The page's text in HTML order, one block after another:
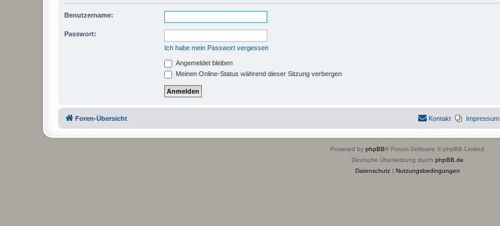
Benutzername:
Passwort:
Ich habe mein Passwort vergessen
Angemeldet bleiben
Meinen Online-Status während dieser Sitzung verbergen
Foren-Übersicht Impressum
Kontakt
Powered by phpBB® Forum Software © phpBB Limited
Deutsche Übersetzung durch phpBB.de
Datenschutz| Nutzungsbedingungen